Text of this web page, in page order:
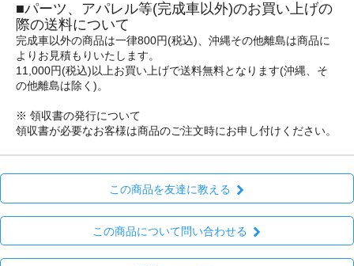
■パーツ、アパレル等(完成車以外)のお買い上げの
際の送料について
完成車以外の商品は一律800円(税込)、沖縄その他離島は商品に
よりお見積もりいたします。
11,000円(税込)以上お買い上げで送料無料となります(沖縄、そ
の他離島は除く)。
※ 領収書の発行について
領収書が必要なお客様は商品のご注文時にお申し付けください。
この商品を友達に教える
この商品について問い合わせる